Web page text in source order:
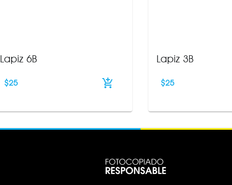
Lapiz 6B
$25
Lapiz 3B
$25